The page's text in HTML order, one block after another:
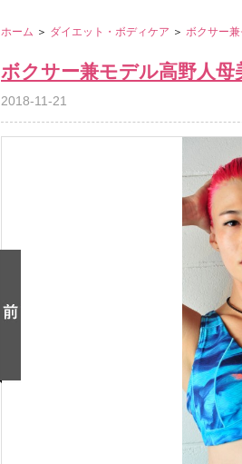
ホーム ＞ ダイエット・ボディケア ＞ ボクサー
ボクサー兼モデル高野人
2018-11-21